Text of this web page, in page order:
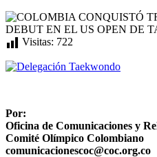
Visitas: 722
Por:
Oficina de Comunicaciones y
Comité Olímpico Colombiano
comunicacionescoc@coc.org.co